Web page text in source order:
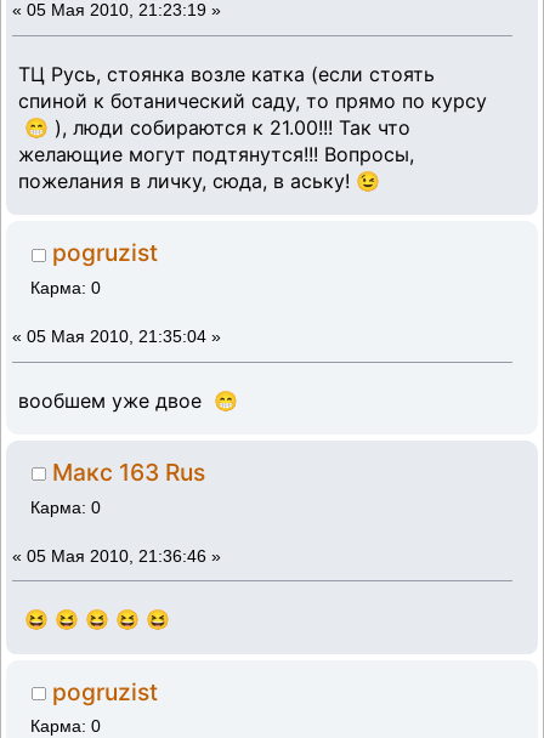
« 05 Мая 2010, 21:23:19 »
ТЦ Русь, стоянка возле катка (если стоять
спиной к ботанический саду, то прямо по курсу
😁 ), люди собираются к 21.00!!! Так что
желающие могут подтянутся!!! Вопросы,
пожелания в личку, сюда, в аську! 😉
pogruzist
Карма: 0
« 05 Мая 2010, 21:35:04 »
вообшем уже двое 😁
Макс 163 Rus
Карма: 0
« 05 Мая 2010, 21:36:46 »
😆 😆 😆 😆 😆
pogruzist
Карма: 0